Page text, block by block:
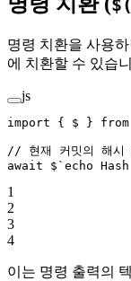
명령 치환을 사용
에 치환할 수 있습
js
import { $ } from
// 현재 커밋의 해시
await $ `echo
1
2
3
4
이는 명령 출력의